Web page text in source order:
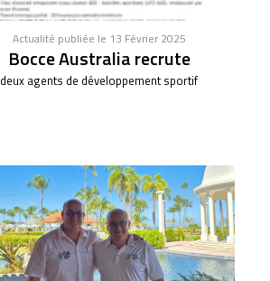
Actualité publiée le 13 Février 2025
Bocce Australia recrute
deux agents de développement sportif